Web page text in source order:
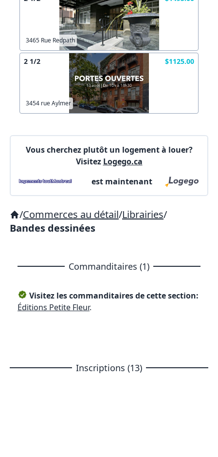
3465 Rue Redpath
2 1/2 $1125.00
3454 rue Aylmer
Vous cherchez plutôt un logement à louer?
Visitez Logego.ca
est maintenant
/Commerces au détail/Librairies/
Bandes dessinées
Commanditaires (1)
Visitez les commanditaires de cette section:
Éditions Petite Fleur.
Inscriptions (13)
X Fermer Envoyez
Copier lien
X Fermer Envoyez